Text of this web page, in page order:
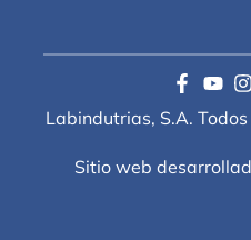
Labindutrias, S.A.
Sitio web